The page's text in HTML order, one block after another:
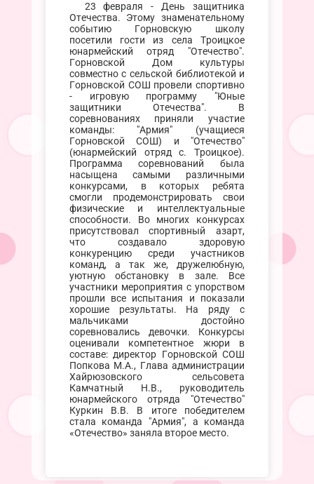
23 февраля - День защитника
Отечества. Этому знаменательному
событию Горновскую школу
посетили гости из села Троицкое
юнармейский отряд "Отечество".
Горновской Дом культуры
совместно с сельской библиотекой и
Горновской СОШ провели спортивно
- игровую программу "Юные
защитники Отечества". В
соревнованиях приняли участие
команды: "Армия" (учащиеся
Горновской СОШ) и "Отечество"
(юнармейский отряд с. Троицкое).
Программа соревнований была
насыщена самыми различными
конкурсами, в которых ребята
смогли продемонстрировать свои
физические и интеллектуальные
способности. Во многих конкурсах
присутствовал спортивный азарт,
что создавало здоровую
конкуренцию среди участников
команд, а так же, дружелюбную,
уютную обстановку в зале. Все
участники мероприятия с упорством
прошли все испытания и показали
хорошие результаты. На ряду с
мальчиками достойно
соревновались девочки. Конкурсы
оценивали компетентное жюри в
составе: директор Горновской СОШ
Попкова М.А., Глава администрации
Хайрюзовского сельсовета
Камчатный Н.В., руководитель
юнармейского отряда "Отечество"
Куркин В.В. В итоге победителем
стала команда "Армия", а команда
«Отечество» заняла второе место.